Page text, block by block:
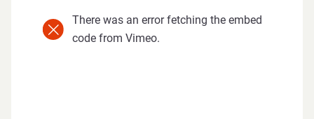
There was an error fetching the embed
code from Vimeo.